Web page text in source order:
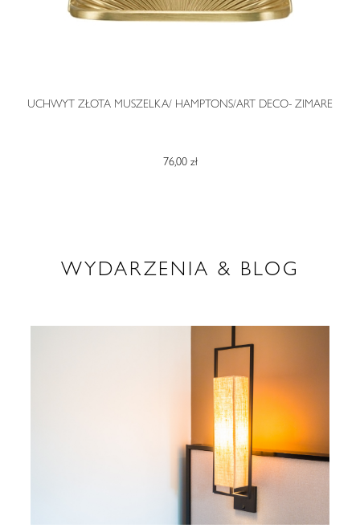
UCHWYT ZŁOTA MUSZELKA/ HAMPTONS/ART DECO- ZIMARE
76,00 zł
WYDARZENIA & BLOG